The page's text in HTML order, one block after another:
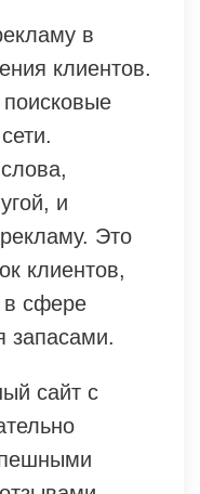
в
клиентов.
и
Это
клиентов,
в сфере
запасами.
сайт с